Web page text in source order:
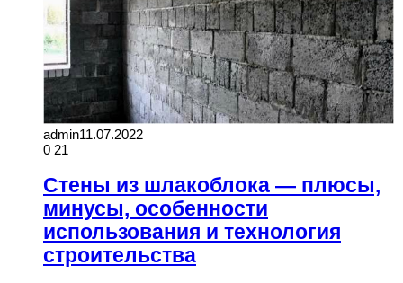
admin11.07.2022
0 21
Стены из шлакоблока — плюсы,
минусы, особенности
использования и технология
строительства